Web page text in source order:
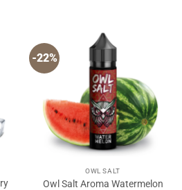
-22%
OWL SALT
Owl Salt Aroma Watermelon